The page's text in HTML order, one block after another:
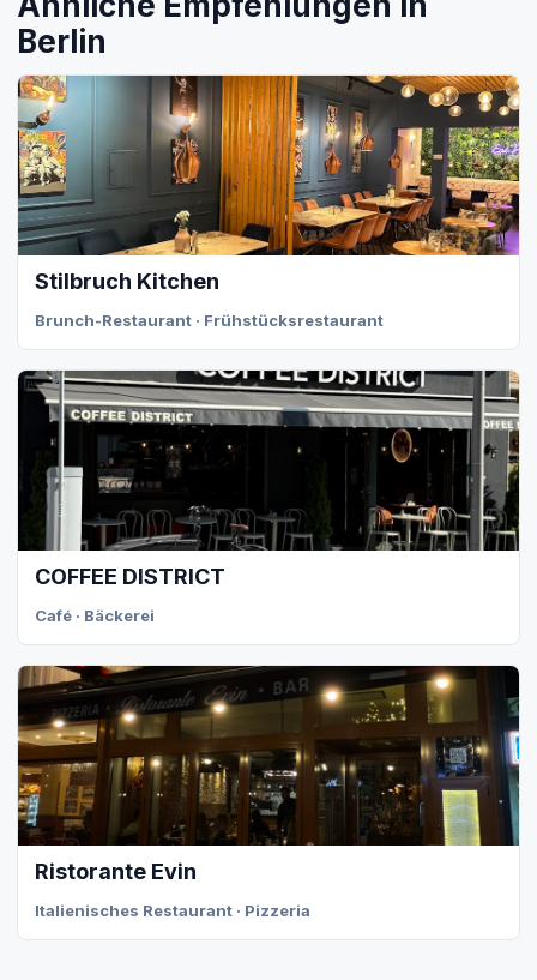
Berlin
Stilbruch Kitchen
Brunch-Restaurant · Frühstücksrestaurant
COFFEE DISTRICT
Café · Bäckerei
Ristorante Evin
Italienisches Restaurant · Pizzeria